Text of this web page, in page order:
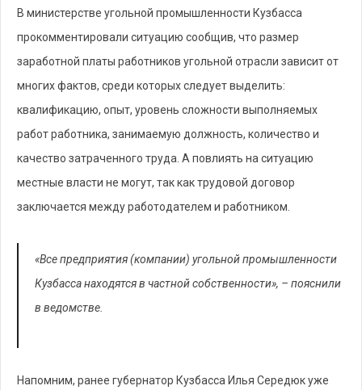
В министерстве угольной промышленности Кузбасса
прокомментировали ситуацию сообщив, что размер
заработной платы работников угольной отрасли зависит от
многих фактов, среди которых следует выделить:
квалификацию, опыт, уровень сложности выполняемых
работ работника, занимаемую должность, количество и
качество затраченного труда. А повлиять на ситуацию
местные власти не могут, так как трудовой договор
заключается между работодателем и работником.
«Все предприятия (компании) угольной промышленности
Кузбасса находятся в частной собственности», – пояснили
в ведомстве.
Напомним, ранее губернатор Кузбасса Илья Середюк уже